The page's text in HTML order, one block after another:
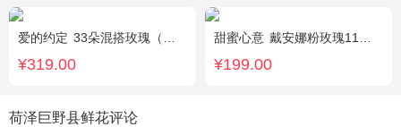
爱的约定 33朵混搭玫瑰（粉戴安娜，香槟玫瑰，红玫瑰），相思梅、绿叶搭配
¥319.00
甜蜜心意 戴安娜粉玫瑰11枝，浅紫勿忘我、尤加利搭配
¥199.00
荷泽巨野县鲜花评论